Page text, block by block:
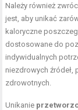
Należy również
jest, aby unikać
kaloryczne
dostosowane do
indywidualnych
niezdrowych
zdrowotnych.
Unikanie